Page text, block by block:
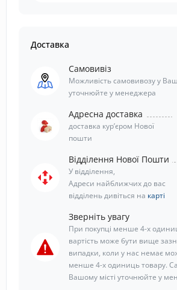
Доставка
Самовивіз
Можливість самовивозу у
уточнюйте у менеджера
Адресна доставка
доставка курʼєром Нової
пошти
Відділення Нової Пошти
У відділення,
Адреси найближчих до вас
відділень дивіться на карті
Зверніть увагу
При покупці менше 4-х
вартість може бути вище
випадки, коли у нас немає
менше 4-х одиниць товару.
Вашому місті уточнюйте у